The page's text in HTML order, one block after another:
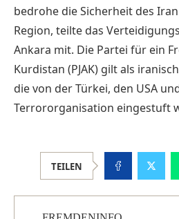
bedrohe die Sicherheit des
Region, teilte das
Ankara mit. Die Partei für ein
Kurdistan (PJAK) gilt als
die von der Türkei, den USA
Terrororganisation eingestuft
TEILEN